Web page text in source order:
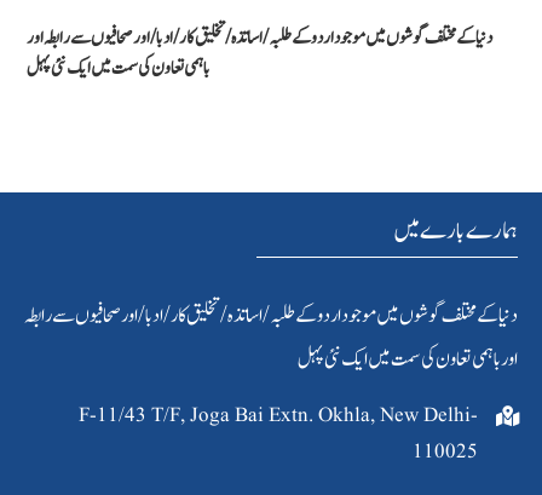
دنیا کےمختلف گوشوں میں موجود اردو کے طلبہ / اساتذہ /تخلیق کار/ادبا/ اور صحافیوں سے رابطہ اور
باہمی تعاون کی سمت میں ایک نئی پہل
ہمارے بارے میں
دنیا کےمختلف گوشوں میں موجود اردو کے طلبہ / اساتذہ /تخلیق کار/ادبا/ اور صحافیوں سے رابطہ
اور باہمی تعاون کی سمت میں ایک نئی پہل
F-11/43 T/F, Joga Bai Extn. Okhla, New Delhi-
110025